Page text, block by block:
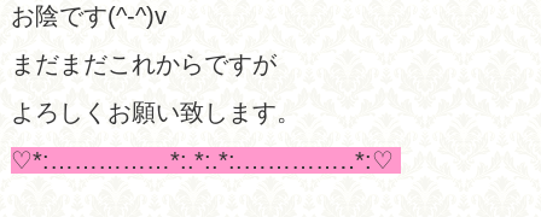
お陰です(^-^)v
まだまだこれからですが
よろしくお願い致します。
♡*:……………*:.*:.*:.…………‥*:♡